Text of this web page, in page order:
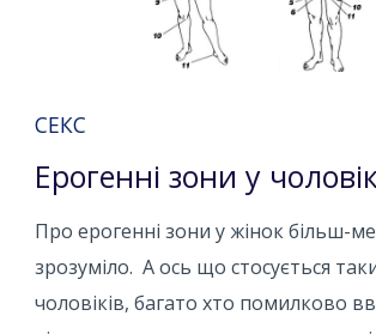
СЕКС
Ерогенні зони у
Про ерогенні зони у жінок більш-
зрозуміло. А ось що стосується
чоловіків, багато хто помилково